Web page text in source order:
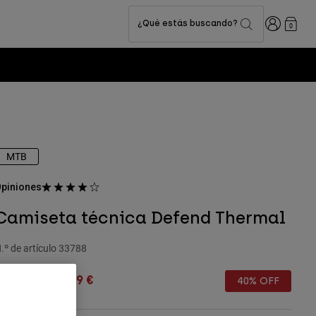
¿Qué estás buscando? Iniciar0
MTB
técnica Defend Thermal
de artículo 33788
Price reduced from
65,99 € 40% OFF